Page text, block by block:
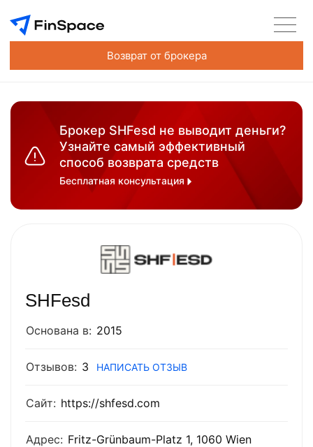
Возврат от брокера
Брокер SHFesd не выводит деньги?
Узнайте самый эффективный
способ возврата средств
Бесплатная консультация
SHFesd
Основана в: 2015
Отзывов: 3 НАПИСАТЬ ОТЗЫВ
Сайт: https://shfesd.com
Адрес: Fritz-Grünbaum-Platz 1, 1060 Wien